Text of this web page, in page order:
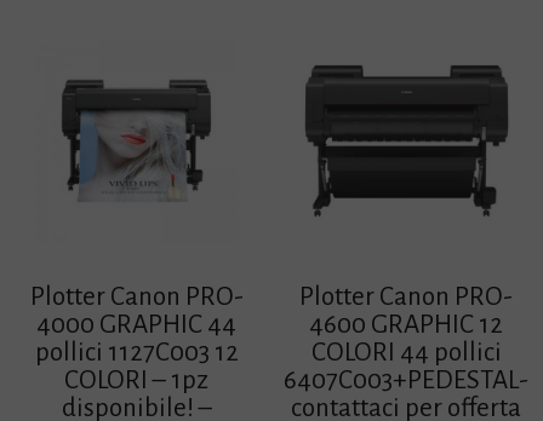
Plotter Canon PRO-
4000 GRAPHIC 44
pollici 1127C003 12
COLORI – 1pz
disponibile! –
Plotter Canon PRO-
4600 GRAPHIC 12
COLORI 44 pollici
6407C003+PEDESTAL-
contattaci per offerta